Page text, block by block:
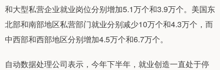
和大型私营企业就业岗位分别增加5.1万个和3.9万个。美国东
北部和南部地区私营部门就业分别减少10万个和4.3万个，而
中西部和西部地区分别增加4.5万个和6.7万个。
自动数据处理公司表示，今年下半年，就业创造一直处于停